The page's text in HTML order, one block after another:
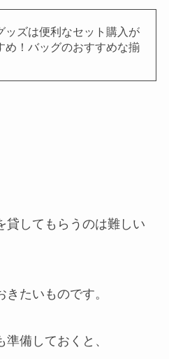
ッズは便利なセット購入が
め！バッグのおすすめな揃
貸してもらうのは難しい
たいものです。
備しておくと、